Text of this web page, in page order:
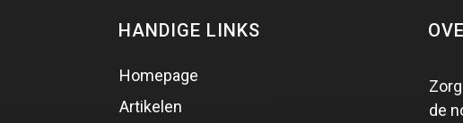
HANDIGE LINKS
Homepage
Artikelen
de